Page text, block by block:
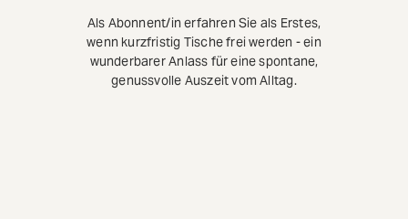
Als Abonnent/in erfahren Sie als Erstes,
wenn kurzfristig Tische frei werden - ein
wunderbarer Anlass für eine spontane,
genussvolle Auszeit vom Alltag.